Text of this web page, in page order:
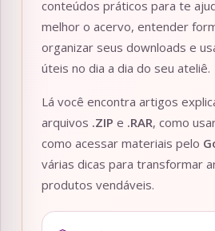
conteúdos práticos para te
melhor o acervo, entender
organizar seus downloads e
úteis no dia a dia do seu ateliê.
Lá você encontra artigos
arquivos .ZIP e .RAR, como
como acessar materiais pelo
várias dicas para transformar
produtos vendáveis.